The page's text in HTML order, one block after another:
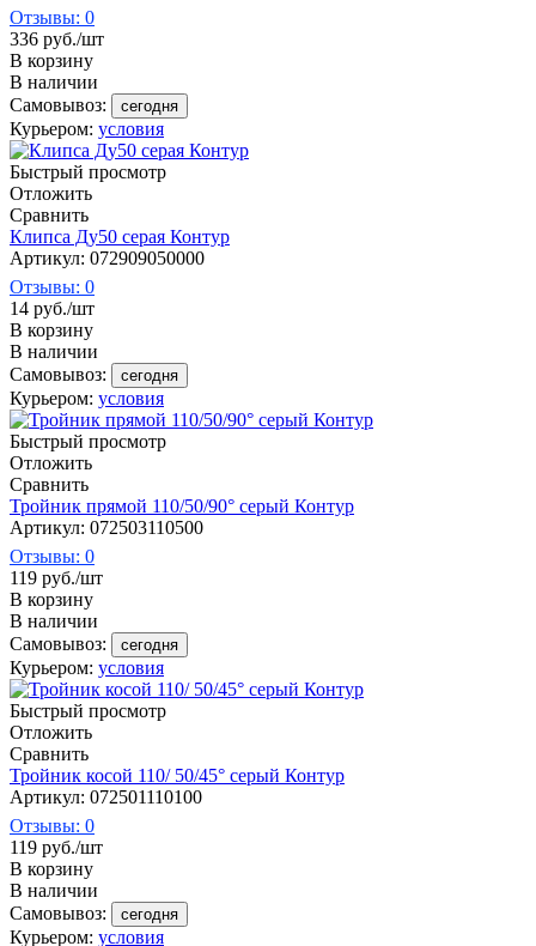
Отзывы: 0
336 руб./шт
В корзину
В наличии
Самовывоз:
сегодня
Курьером: условия
Быстрый просмотр
Отложить
Сравнить
Клипса Ду50 серая Контур
Артикул: 072909050000
Отзывы: 0
14 руб./шт
В корзину
В наличии
Самовывоз:
сегодня
Курьером: условия
Быстрый просмотр
Отложить
Сравнить
Тройник прямой 110/50/90° серый Контур
Артикул: 072503110500
Отзывы: 0
119 руб./шт
В корзину
В наличии
Самовывоз:
сегодня
Курьером: условия
Быстрый просмотр
Отложить
Сравнить
Тройник косой 110/ 50/45° серый Контур
Артикул: 072501110100
Отзывы: 0
119 руб./шт
В корзину
В наличии
Самовывоз:
сегодня
Курьером: условия